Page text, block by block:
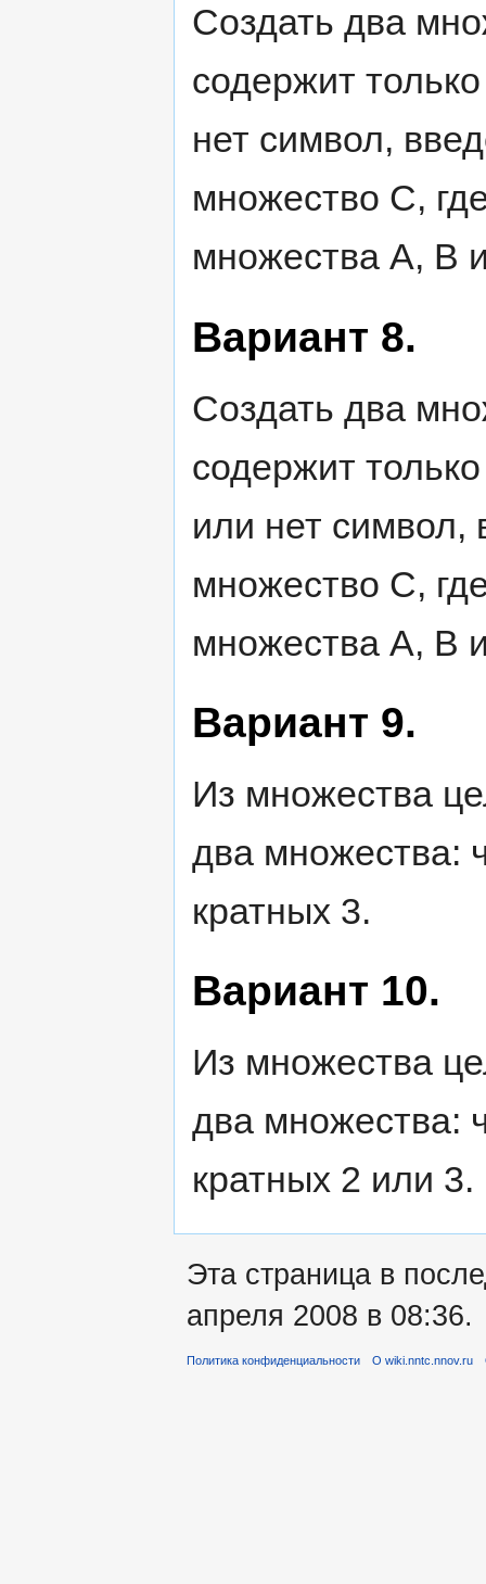
Создать два
содержит
нет символ,
множество С,
множества А, В
Вариант 8.
Создать два
содержит
или нет символ,
множество С,
множества А, В
Вариант 9.
Из множества
два множества:
кратных 3.
Вариант 10.
Из множества
два множества:
кратных 2 или 3.
Эта страница в
апреля 2008 в 08:36.
Политика конфиденциальности О wiki.nntc.nnov.ru